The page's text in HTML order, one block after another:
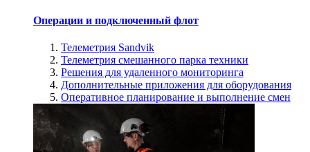
Операции и подключенный флот
Телеметрия Sandvik
Телеметрия смешанного парка техники
Решения для удаленного мониторинга
Дополнительные приложения для оборудования
Оперативное планирование и выполнение смен